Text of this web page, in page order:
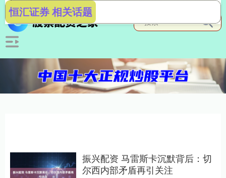
恒汇证券 相关话题
振兴配资 马雷斯卡沉默背后：切
尔西内部矛盾再引关注